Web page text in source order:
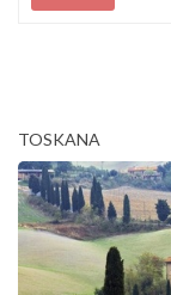
TOSKANA